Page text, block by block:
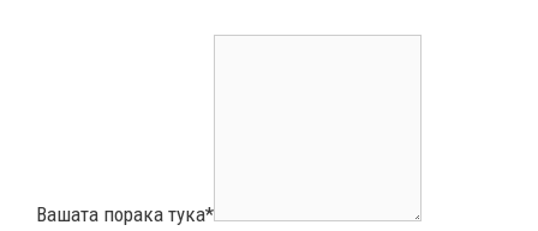
Вашата порака тука*